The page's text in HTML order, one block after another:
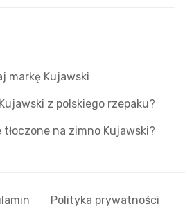
markę Kujawski
z polskiego rzepaku?
na zimno Kujawski?
Polityka prywatności